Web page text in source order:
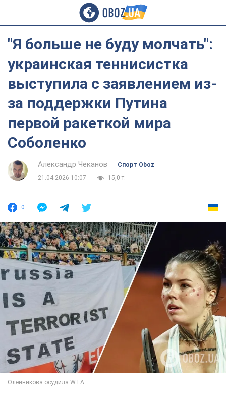
"Я больше не буду молчать":
украинская теннисистка
выступила с заявлением из-
за поддержки Путина
первой ракеткой мира
Соболенко
Александр Чеканов
Спорт Oboz
21.04.2026 10:07
15,0 т.
0